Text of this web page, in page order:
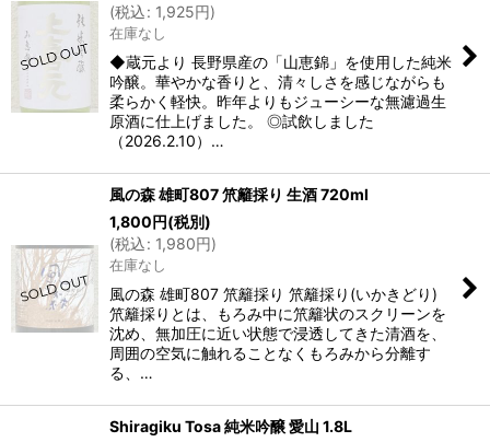
(税込: 1,925円)
在庫なし
◆蔵元より 長野県産の「山恵錦」を使用した純米
吟醸。華やかな香りと、清々しさを感じながらも
柔らかく軽快。昨年よりもジューシーな無濾過生
原酒に仕上げました。 ◎試飲しました
（2026.2.10）…
風の森 雄町807 笊籬採り 生酒 720ml
1,800円(税別)
(税込: 1,980円)
在庫なし
風の森 雄町807 笊籬採り 笊籬採り(いかきどり)
笊籬採りとは、もろみ中に笊籬状のスクリーンを
沈め、無加圧に近い状態で浸透してきた清酒を、
周囲の空気に触れることなくもろみから分離す
る、…
Shiragiku Tosa 純米吟醸 愛山 1.8L